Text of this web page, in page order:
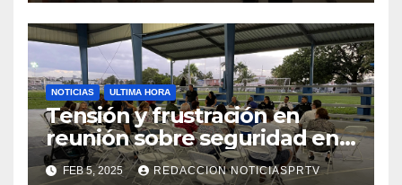
NOTICIAS ULTIMA HORA
Tensión y frustración en
reunión sobre seguridad en
Reparto Metropolitano
FEB 5, 2025 REDACCION NOTICIASPRTV